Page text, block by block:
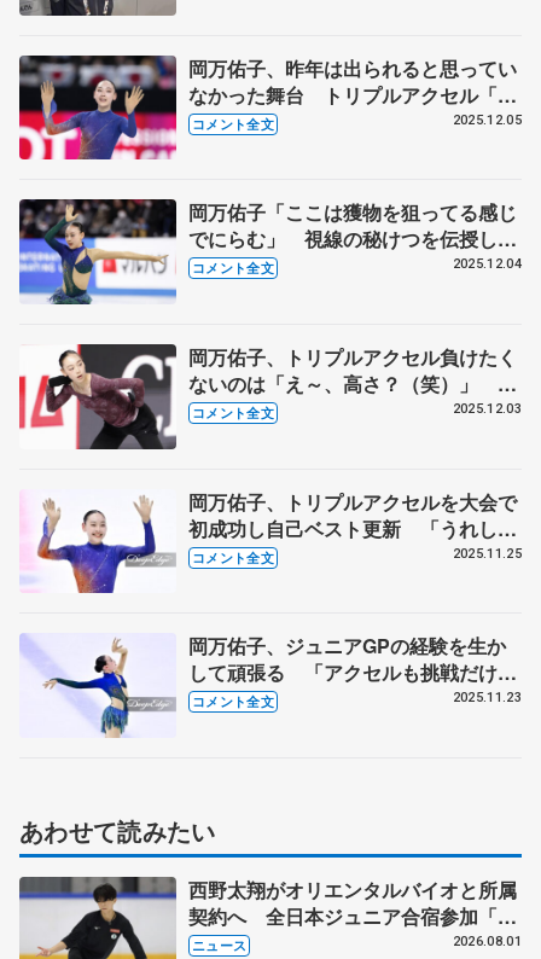
岡万佑子、昨年は出られると思ってい
なかった舞台 トリプルアクセル「そ
こまで悪いわけではなかった」 【ジ
コメント全文 2025.12.05
岡万佑子「ここは獲物を狙ってる感じ
でにらむ」 視線の秘けつを伝授した
のは村元哉中さん【ジュニアGPファ
コメント全文 2025.12.04
岡万佑子、トリプルアクセル負けたく
ないのは「え～、高さ？（笑）」
「みんな跳ぶよねって分かっている。
コメント全文 2025.12.03
岡万佑子、トリプルアクセルを大会で
初成功し自己ベスト更新 「うれしい
気持ちとほっとしている気持ち」
コメント全文 2025.11.25
岡万佑子、ジュニアGPの経験を生か
して頑張る 「アクセルも挑戦だけじ
ゃなくて、しっかり降りられるよう
コメント全文 2025.11.23
あわせて読みたい
西野太翔がオリエンタルバイオと所属
契約へ 全日本ジュニア合宿参加「結
果残していかないと」 講師はジェー
ニュース 2026.08.01